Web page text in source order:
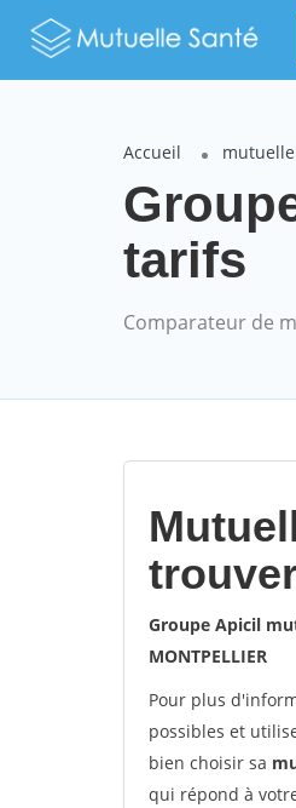
Accueil
tarifs
Comparateur de
Groupe Apicil
MONTPELLIER
Pour plus
possibles et
bien choisir sa
qui répond à